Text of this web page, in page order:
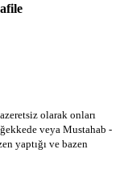
olarak onları
veya Mustahab -
yaptığı ve bazen